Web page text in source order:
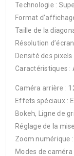
Technologie :
Format
Taille de la
Résolution
Densité des pixels
Caractéristiques
Caméra arrière :
Effets spéciaux :
Bokeh, Ligne de
Réglage de la
Zoom numérique :
Modes de